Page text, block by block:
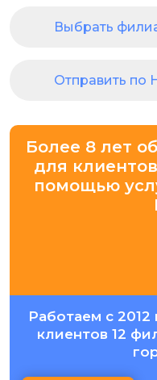
Выбрать
Отправить по
Более 8 лет
для
помощью
Работаем с
клиентов 12